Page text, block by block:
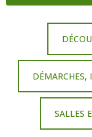
DÉMARCHES,
SALLES